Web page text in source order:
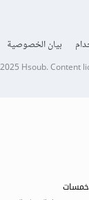
بيان الخصوصية
Hsoub.Content